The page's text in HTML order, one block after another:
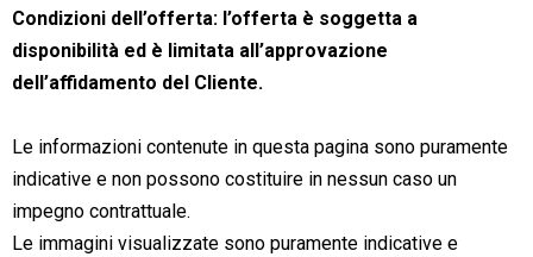
Condizioni dell’offerta: l’offerta è soggetta a
disponibilità ed è limitata all’approvazione
dell’affidamento del Cliente.
Le informazioni contenute in questa pagina sono puramente
indicative e non possono costituire in nessun caso un
impegno contrattuale.
Le immagini visualizzate sono puramente indicative e